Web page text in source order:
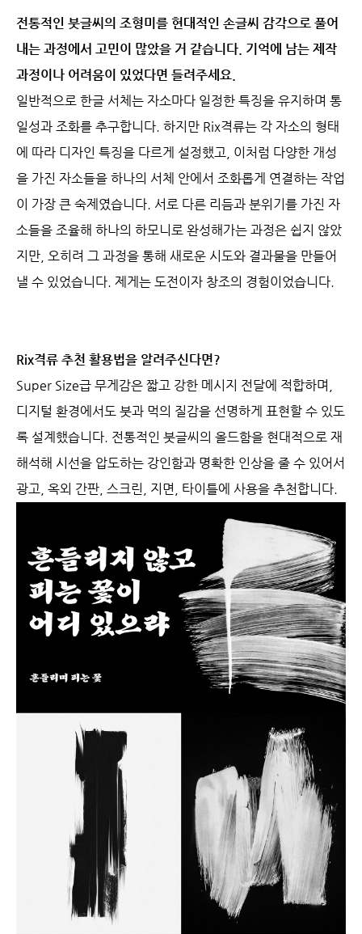
전통적인 붓글씨의 조형미를 현대적인 손글씨 감각으로 풀어
내는 과정에서 고민이 많았을 거 같습니다. 기억에 남는 제작
과정이나 어려움이 있었다면 들려주세요.
일반적으로 한글 서체는 자소마다 일정한 특징을 유지하며 통
일성과 조화를 추구합니다. 하지만 Rix격류는 각 자소의 형태
에 따라 디자인 특징을 다르게 설정했고, 이처럼 다양한 개성
을 가진 자소들을 하나의 서체 안에서 조화롭게 연결하는 작업
이 가장 큰 숙제였습니다. 서로 다른 리듬과 분위기를 가진 자
소들을 조율해 하나의 하모니로 완성해가는 과정은 쉽지 않았
지만, 오히려 그 과정을 통해 새로운 시도와 결과물을 만들어
낼 수 있었습니다. 제게는 도전이자 창조의 경험이었습니다.
Rix격류 추천 활용법을 알려주신다면?
Super Size급 무게감은 짧고 강한 메시지 전달에 적합하며,
디지털 환경에서도 붓과 먹의 질감을 선명하게 표현할 수 있도
록 설계했습니다. 전통적인 붓글씨의 올드함을 현대적으로 재
해석해 시선을 압도하는 강인함과 명확한 인상을 줄 수 있어서
광고, 옥외 간판, 스크린, 지면, 타이틀에 사용을 추천합니다.